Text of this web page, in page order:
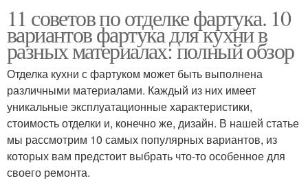
11 советов по отделке фартука. 10
вариантов фартука для кухни в
разных материалах: полный обзор
Отделка кухни с фартуком может быть выполнена
различными материалами. Каждый из них имеет
уникальные эксплуатационные характеристики,
стоимость отделки и, конечно же, дизайн. В нашей статье
мы рассмотрим 10 самых популярных вариантов, из
которых вам предстоит выбрать что-то особенное для
своего ремонта.